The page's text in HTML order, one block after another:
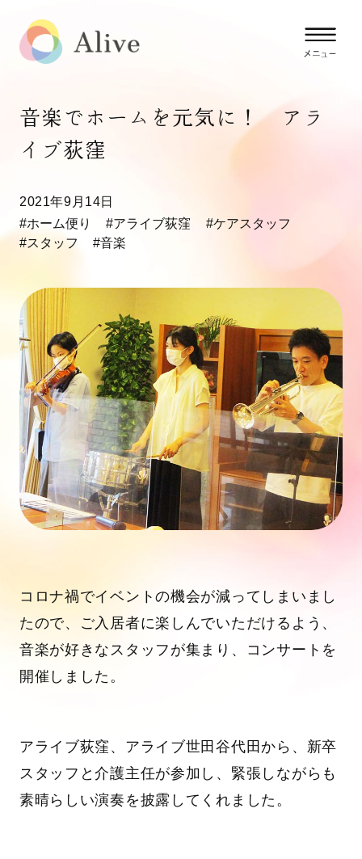
音楽でホームを元気に！ アラ
イブ荻窪
2021年9月14日
#ホーム便り
#アライブ荻窪
#ケアスタッフ
#スタッフ
#音楽
コロナ禍でイベントの機会が減ってしまいまし
たので、ご入居者に楽しんでいただけるよう、
音楽が好きなスタッフが集まり、コンサートを
開催しました。
アライブ荻窪、アライブ世田谷代田から、新卒
スタッフと介護主任が参加し、緊張しながらも
素晴らしい演奏を披露してくれました。